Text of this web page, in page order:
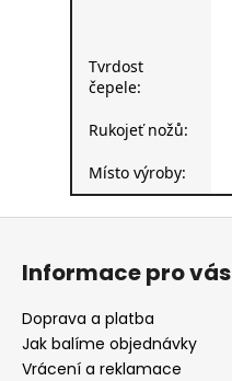
Tvrdost
čepele:
Rukojeť nožů:
Místo výroby:
Z
Informace pro vás
Doprava a platba
Jak balíme objednávky
Vrácení a reklamace